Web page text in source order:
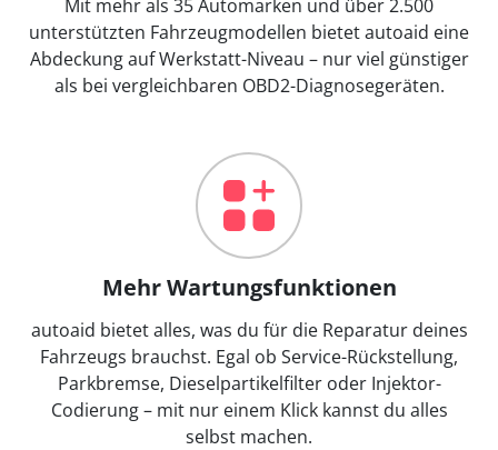
Mit mehr als 35 Automarken und über 2.500
unterstützten Fahrzeugmodellen bietet autoaid eine
Abdeckung auf Werkstatt-Niveau – nur viel günstiger
als bei vergleichbaren OBD2-Diagnosegeräten.
Mehr Wartungsfunktionen
autoaid bietet alles, was du für die Reparatur deines
Fahrzeugs brauchst. Egal ob Service-Rückstellung,
Parkbremse, Dieselpartikelfilter oder Injektor-
Codierung – mit nur einem Klick kannst du alles
selbst machen.